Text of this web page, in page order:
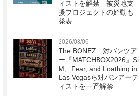
ィストを解禁 被災地支
援プロジェクトの始動も
発表
2026/08/06
The BONEZ 対バンツア
ー『MATCHBOX2026』Si
M、Fear, and Loathing in
Las Vegasら対バンアーテ
ィストを一斉解禁